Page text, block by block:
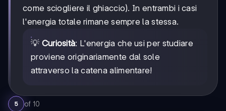
come sciogliere il ghiaccio). In entrambi i casi
l'energia totale rimane sempre la stessa.
💡 Curiosità: L'energia che usi per studiare
proviene originariamente dal sole
attraverso la catena alimentare!
5 of 10